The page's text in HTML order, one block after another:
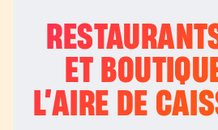
ET
L’AIRE DE